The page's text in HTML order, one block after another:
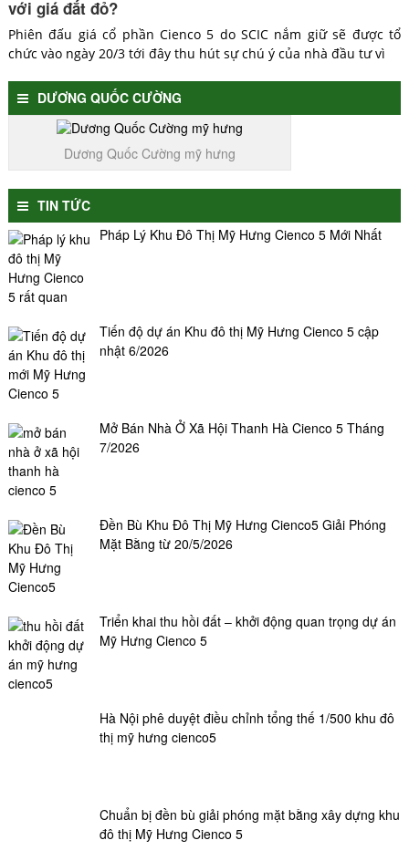
với giá đắt đỏ?
Phiên đấu giá cổ phần Cienco 5 do SCIC nắm giữ sẽ được tổ
chức vào ngày 20/3 tới đây thu hút sự chú ý của nhà đầu tư vì
DƯƠNG QUỐC CƯỜNG
Dương Quốc Cường mỹ hưng
TIN TỨC
Pháp Lý Khu Đô Thị Mỹ Hưng Cienco 5 Mới Nhất
Tiến độ dự án Khu đô thị Mỹ Hưng Cienco 5 cập
nhật 6/2026
Mở Bán Nhà Ở Xã Hội Thanh Hà Cienco 5 Tháng
7/2026
Đền Bù Khu Đô Thị Mỹ Hưng Cienco5 Giải Phóng
Mặt Bằng từ 20/5/2026
Triển khai thu hồi đất – khởi động quan trọng dự án
Mỹ Hưng Cienco 5
Hà Nội phê duyệt điều chỉnh tổng thế 1/500 khu đô
thị mỹ hưng cienco5
Chuẩn bị đền bù giải phóng mặt bằng xây dựng khu
đô thị Mỹ Hưng Cienco 5